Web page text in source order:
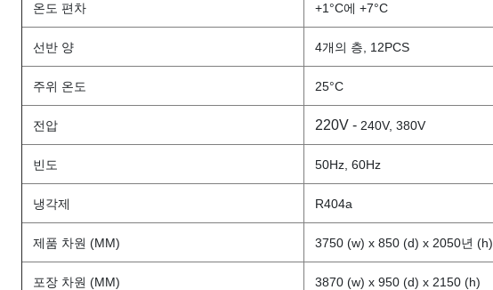
온도 편차 +1°C에 +7°C
선반 양 4개의 층, 12PCS
주위 온도 25°C
전압 220V - 240V, 380V
빈도 50Hz, 60Hz
냉각제 R404a
제품 차원 (MM) 3750 (w) x 850 (d) x 2050년 (h)
포장 차원 (MM) 3870 (w) x 950 (d) x 2150 (h)